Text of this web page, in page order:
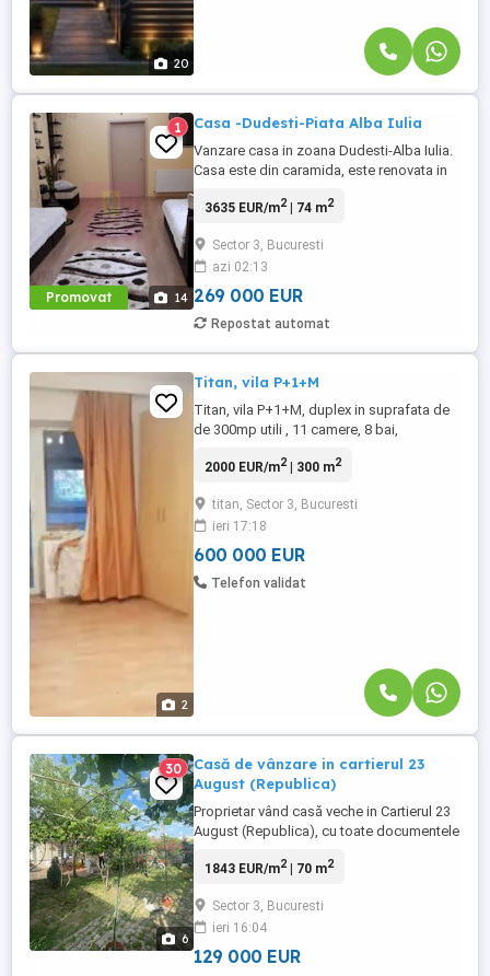
20
Promovat 14
1 Casa -Dudesti-Piata Alba Iulia
Vanzare casa in zoana Dudesti-Alba Iulia.
Casa este din caramida, este renovata in
de garaj, pivnita si de o terasa amenajata
afla un corp de casa, care cuprinde
bucataria garajul, un grup sanitar si
dependinte. ...
3635 EUR/m2| 74 m2
Sector 3, Bucuresti
azi 02:13
269 000 EUR
Repostat automat
2
Titan, vila P+1+M
Titan, vila P+1+M, duplex in suprafata de
de 300mp utili , 11 camere, 8 bai,
Constructia este realizata in anul 2003. Vila
parcare.
2000 EUR/m2| 300 m2
titan, Sector 3, Bucuresti
ieri 17:18
600 000 EUR
Telefon validat
6
30
Casă de vânzare in cartierul 23
August (Republica)
Proprietar vând casă veche in Cartierul 23
August (Republica), cu toate documentele
necesita renovare. Are toate utilitatile
Suprafata terenului este de 281 mp,
amprentă casă 70 mp, deschidere teren
15.50 m . In imediata ...
1843 EUR/m2| 70 m2
Sector 3, Bucuresti
ieri 16:04
129 000 EUR